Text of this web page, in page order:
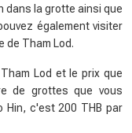
dans la grotte ainsi que
également visiter
de Tham Lod.
Lod et le prix que
de grottes que vous
Hin, c'est 200 THB par